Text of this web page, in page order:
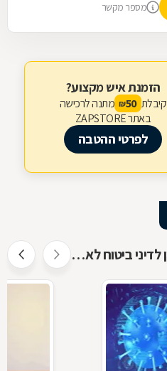
מספר מקשר
הזמנת איש מקצוע?
קיבלת 50
₪ מתנה לרכישה
באתר ZAPSTORE
לפרטי ההטבה
רוצה לדעת יותר על עורכי דין לדיני ביטוח לאומי ?